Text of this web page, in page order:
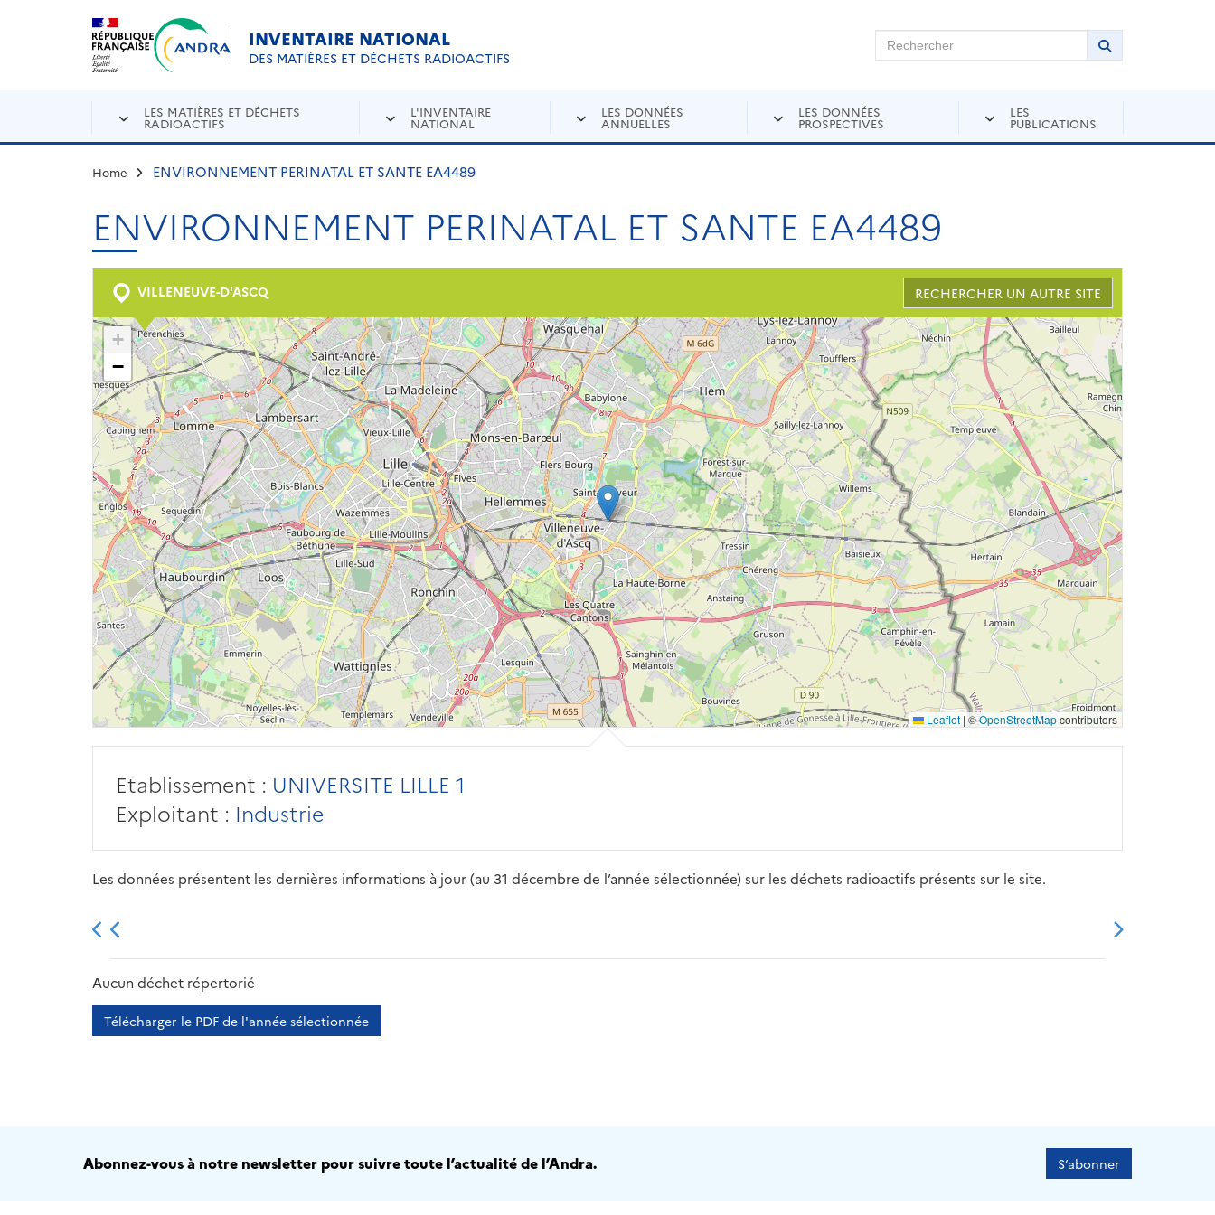
Aller au contenu principal
INVENTAIRE NATIONAL
DES MATIÈRES ET DÉCHETS RADIOACTIFS
Rechercher sur Andra Inventaire Rechercher
Lancer la
LES MATIÈRES ET DÉCHETS
RADIOACTIFS
L'INVENTAIRE
NATIONAL
LES DONNÉES
ANNUELLES
LES DONNÉES
PROSPECTIVES
LES
PUBLICATIONS
Home ENVIRONNEMENT PERINATAL ET SANTE EA4489
ENVIRONNEMENT PERINATAL ET SANTE EA4489
VILLENEUVE-D'ASCQ RECHERCHER UN AUTRE SITE
+
−
Leaflet | ©OpenStreetMapcontributors
Etablissement : UNIVERSITE LILLE 1
Exploitant : Industrie
Les données présentent les dernières informations à jour (au 31 décembre de l’année sélectionnée) sur les déchets radioactifs présents sur le site.
2013 2014
Aucun déchet répertorié
Télécharger le PDF de l'année sélectionnée
Abonnez-vous à notre newsletter pour suivre toute l’actualité de l’Andra. S’abonner